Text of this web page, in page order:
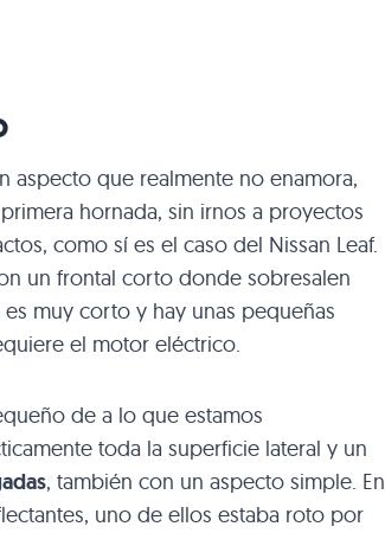
aspecto que realmente no enamora,
hornada, sin irnos a proyectos
como sí es el caso del Nissan Leaf.
un frontal corto donde sobresalen
muy corto y hay unas pequeñas
el motor eléctrico.
de a lo que estamos
toda la superficie lateral y un
, también con un aspecto simple. En
uno de ellos estaba roto por